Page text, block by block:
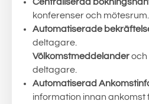
konferenser och mötesrum.
Automatiserade
deltagare.
Völkomstmeddelanderoch
deltagare.
Automatiserad
information innan ankomst